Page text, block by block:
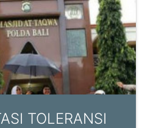
TOLERANSI